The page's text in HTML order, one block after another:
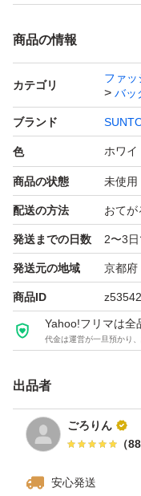
よろしくお願いいた
商品の情報
カテゴリ
ファッ
バッ
ブランド
色 ホワイ
商品の状態 未使用
配送の方法 おてが
発送までの日数 2〜3
発送元の地域 京都府
商品ID
Yahoo!フリマは全
代金は運営が一旦預かり
出品者
ごろりん
（88
安心発送